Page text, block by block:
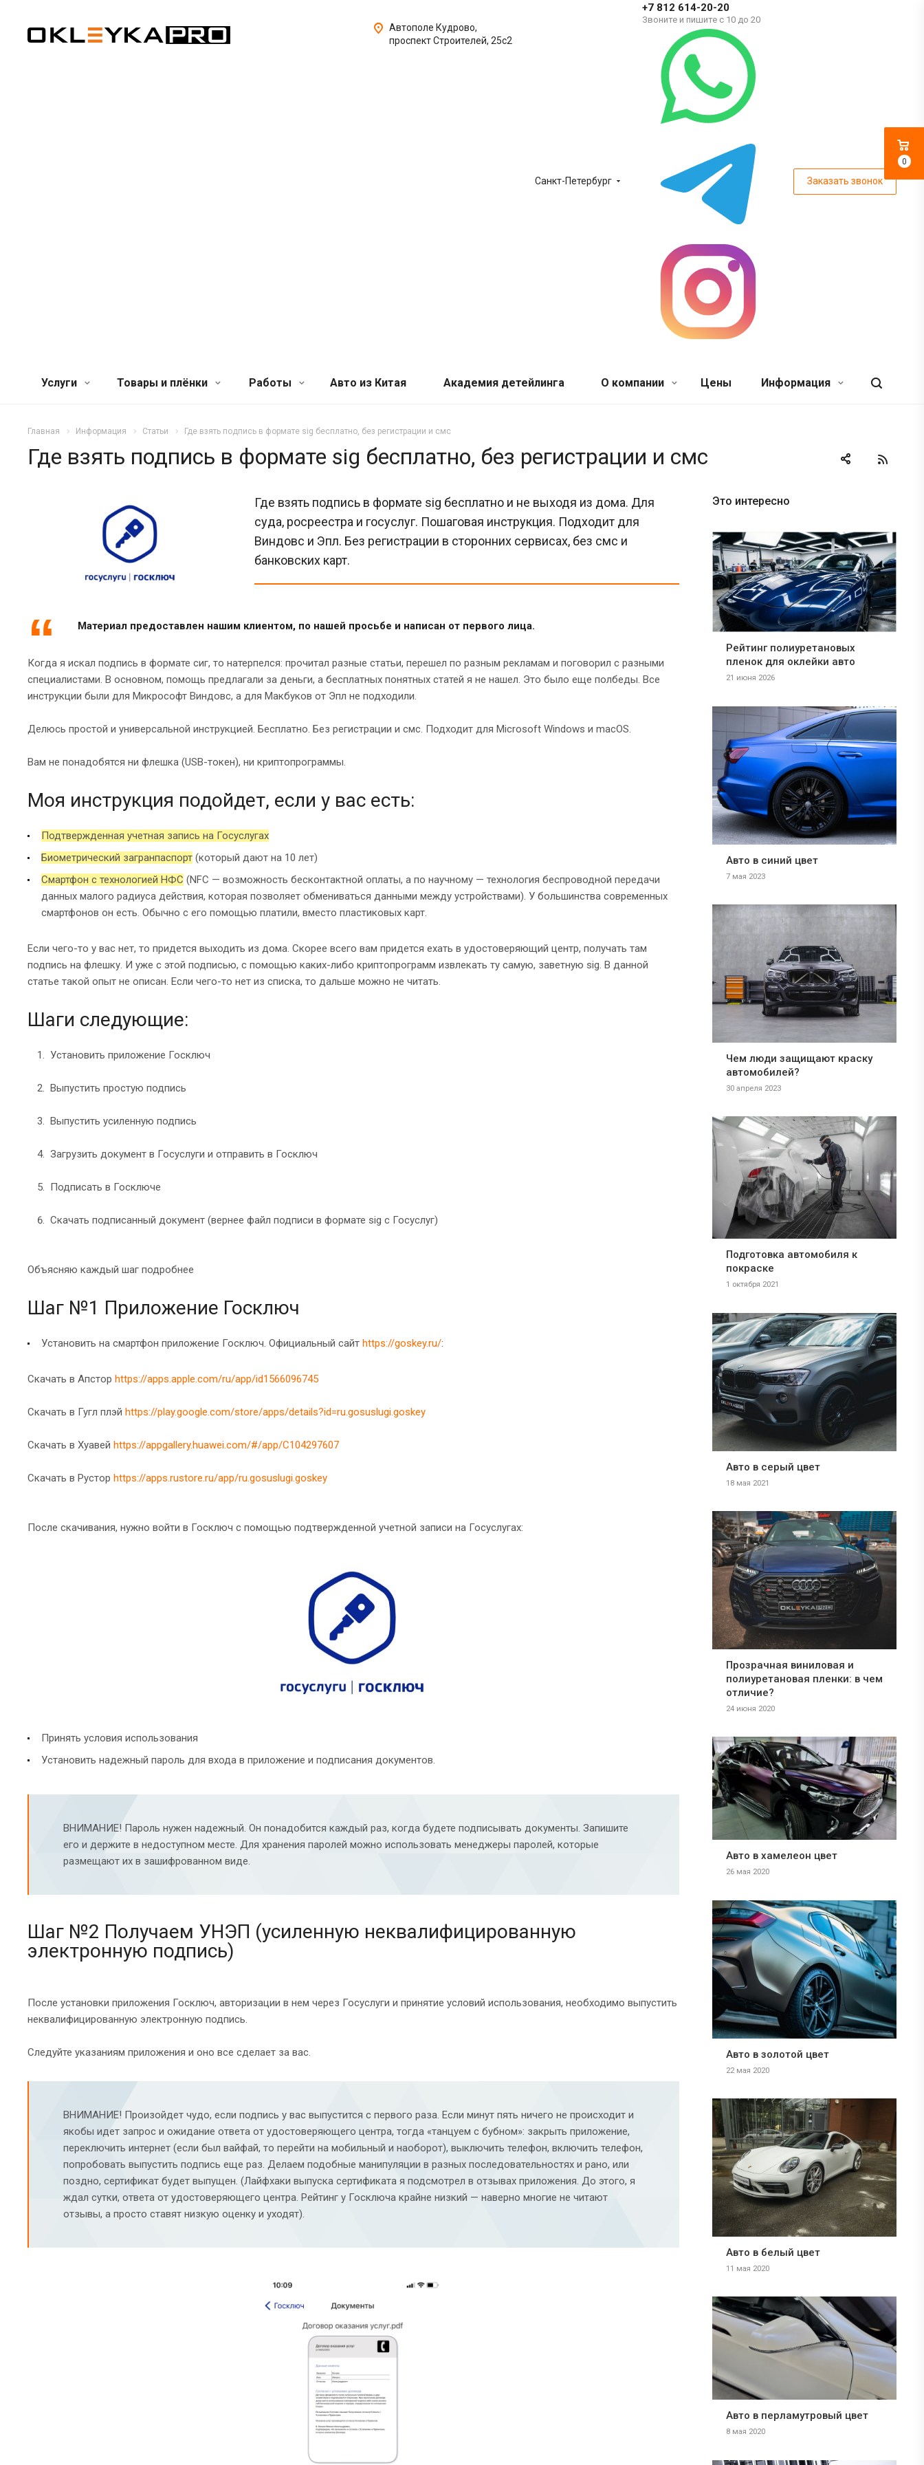
Санкт-Петербург
+7 812 614-20-20
Звоните и пишите с 10 до 20
Заказать звонок
Автополе Кудрово,
проспект Строителей, 25с2
Услуги Товары и плёнки Работы Авто из Китая Академия детейлинга О компании Цены Информация
Главная Информация Статьи Где взять подпись в формате sig бесплатно, без регистрации и смс
Где взять подпись в формате sig бесплатно, без регистрации и смс
Где взять подпись в формате sig бесплатно и не выходя из дома. Для
суда, росреестра и госуслуг. Пошаговая инструкция. Подходит для
Виндовс и Эпл. Без регистрации в сторонних сервисах, без смс и
банковских карт.
Материал предоставлен нашим клиентом, по нашей просьбе и написан от первого лица.
Когда я искал подпись в формате сиг, то натерпелся: прочитал разные статьи, перешел по разным рекламам и поговорил с разными
специалистами. В основном, помощь предлагали за деньги, а бесплатных понятных статей я не нашел. Это было еще полбеды. Все
инструкции были для Микрософт Виндовс, а для Макбуков от Эпл не подходили.
Делюсь простой и универсальной инструкцией. Бесплатно. Без регистрации и смс. Подходит для Microsoft Windows и macOS.
Вам не понадобятся ни флешка (USB-токен), ни криптопрограммы.
Моя инструкция подойдет, если у вас есть:
Подтвержденная учетная запись на Госуслугах
Биометрический загранпаспорт (который дают на 10 лет)
Смартфон с технологией НФС (NFC — возможность бесконтактной оплаты, а по научному — технология беспроводной передачи
данных малого радиуса действия, которая позволяет обмениваться данными между устройствами). У большинства современных
смартфонов он есть. Обычно с его помощью платили, вместо пластиковых карт.
Если чего-то у вас нет, то придется выходить из дома. Скорее всего вам придется ехать в удостоверяющий центр, получать там
подпись на флешку. И уже с этой подписью, с помощью каких-либо криптопрограмм извлекать ту самую, заветную sig. В данной
статье такой опыт не описан. Если чего-то нет из списка, то дальше можно не читать.
Шаги следующие:
Установить приложение Госключ
Выпустить простую подпись
Выпустить усиленную подпись
Загрузить документ в Госуслуги и отправить в Госключ
Подписать в Госключе
Скачать подписанный документ (вернее файл подписи в формате sig с Госуслуг)
Объясняю каждый шаг подробнее
Шаг №1 Приложение Госключ
Установить на смартфон приложение Госключ. Официальный сайт https://goskey.ru/:
Скачать в Апстор https://apps.apple.com/ru/app/id1566096745
Скачать в Гугл плэй https://play.google.com/store/apps/details?id=ru.gosuslugi.goskey
Скачать в Хуавей https://appgallery.huawei.com/#/app/C104297607
Скачать в Рустор https://apps.rustore.ru/app/ru.gosuslugi.goskey
После скачивания, нужно войти в Госключ с помощью подтвержденной учетной записи на Госуслугах:
Принять условия использования
Установить надежный пароль для входа в приложение и подписания документов.
ВНИМАНИЕ! Пароль нужен надежный. Он понадобится каждый раз, когда будете подписывать документы. Запишите
его и держите в недоступном месте. Для хранения паролей можно использовать менеджеры паролей, которые
размещают их в зашифрованном виде.
Шаг №2 Получаем УНЭП (усиленную неквалифицированную
электронную подпись)
После установки приложения Госключ, авторизации в нем через Госуслуги и принятие условий использования, необходимо выпустить
неквалифицированную электронную подпись.
Следуйте указаниям приложения и оно все сделает за вас.
ВНИМАНИЕ! Произойдет чудо, если подпись у вас выпустится с первого раза. Если минут пять ничего не происходит и
якобы идет запрос и ожидание ответа от удостоверяющего центра, тогда «танцуем с бубном»: закрыть приложение,
переключить интернет (если был вайфай, то перейти на мобильный и наоборот), выключить телефон, включить телефон,
попробовать выпустить подпись еще раз. Делаем подобные манипуляции в разных последовательностях и рано, или
поздно, сертификат будет выпущен. (Лайфхаки выпуска сертификата я подсмотрел в отзывах приложения. До этого, я
ждал сутки, ответа от удостоверяющего центра. Рейтинг у Госключа крайне низкий — наверно многие не читают
отзывы, а просто ставят низкую оценку и уходят).
Это интересно
Рейтинг полиуретановых
пленок для оклейки авто
21 июня 2026
Авто в синий цвет
7 мая 2023
Чем люди защищают краску
автомобилей?
30 апреля 2023
Подготовка автомобиля к
покраске
1 октября 2021
Авто в серый цвет
18 мая 2021
Прозрачная виниловая и
полиуретановая пленки: в чем
отличие?
24 июня 2020
Авто в хамелеон цвет
26 мая 2020
Авто в золотой цвет
22 мая 2020
Авто в белый цвет
11 мая 2020
Авто в перламутровый цвет
8 мая 2020
0